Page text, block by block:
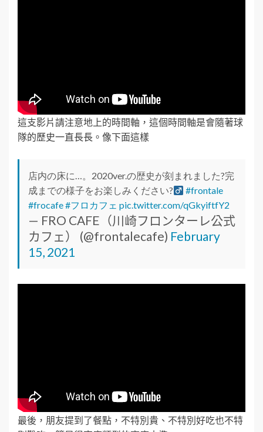
這支影片請注意地上的時間軸，這個時間軸是會隨著球
隊的歷史一直長長。像下面這樣
店内の床に…。2020ver.の歴史が刻まれました?完
成までの様子をお楽しみください?‍
#frontale
#frocafe#フロカフェ pic.twitter.com/qGkyiftfY2
— FRO CAFE（川崎フロンターレ公式
カフェ） (@frontalecafe) February
15, 2021
最後，朋友提到了餐點，不特別貴、不特別好吃也不特